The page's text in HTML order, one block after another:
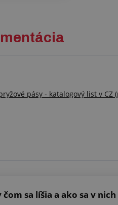
pásy - katalogový list v CZ
čom sa líšia a ako sa v nich